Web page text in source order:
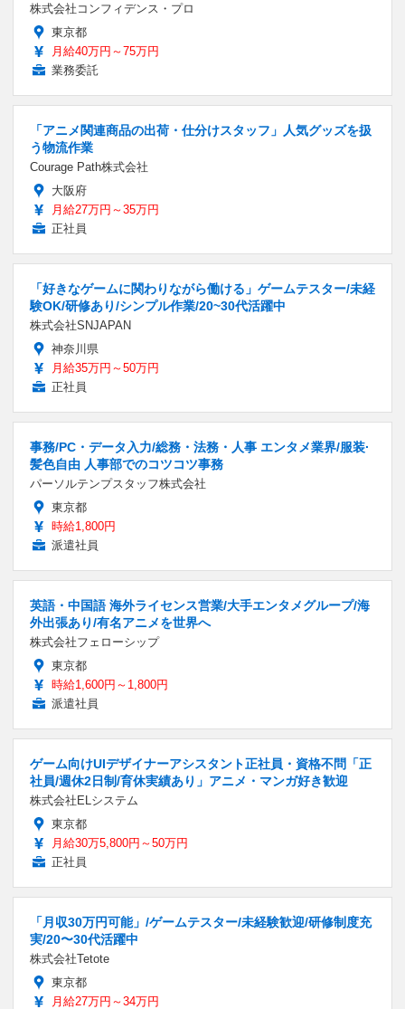
株式会社コンフィデンス・プロ
東京都
月給40万円～75万円
業務委託
「アニメ関連商品の出荷・仕分けスタッフ」人気グッズを扱
う物流作業
Courage Path株式会社
大阪府
月給27万円～35万円
正社員
「好きなゲームに関わりながら働ける」ゲームテスター/未経
験OK/研修あり/シンプル作業/20~30代活躍中
株式会社SNJAPAN
神奈川県
月給35万円～50万円
正社員
事務/PC・データ入力/総務・法務・人事 エンタメ業界/服装·
髪色自由 人事部でのコツコツ事務
パーソルテンプスタッフ株式会社
東京都
時給1,800円
派遣社員
英語・中国語 海外ライセンス営業/大手エンタメグループ/海
外出張あり/有名アニメを世界へ
株式会社フェローシップ
東京都
時給1,600円～1,800円
派遣社員
ゲーム向けUIデザイナーアシスタント正社員・資格不問「正
社員/週休2日制/育休実績あり」アニメ・マンガ好き歓迎
株式会社ELシステム
東京都
月給30万5,800円～50万円
正社員
「月収30万円可能」/ゲームテスター/未経験歓迎/研修制度充
実/20〜30代活躍中
株式会社Tetote
東京都
月給27万円～34万円